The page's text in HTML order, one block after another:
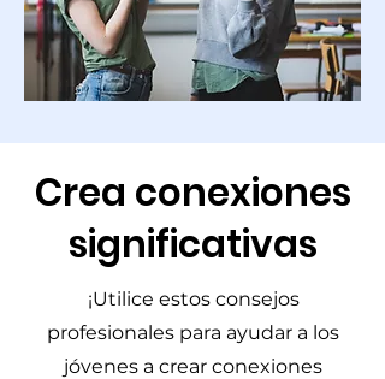
Crea conexiones
significativas
¡Utilice estos consejos
profesionales para ayudar a los
jóvenes a crear conexiones